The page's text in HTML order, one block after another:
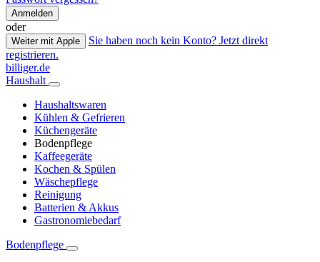
Anmelden
oder
Weiter mit Apple
Sie haben noch kein Konto? Jetzt direkt
registrieren.
billiger.de
Haushalt
Haushaltswaren
Kühlen & Gefrieren
Küchengeräte
Bodenpflege
Kaffeegeräte
Kochen & Spülen
Wäschepflege
Reinigung
Batterien & Akkus
Gastronomiebedarf
Bodenpflege